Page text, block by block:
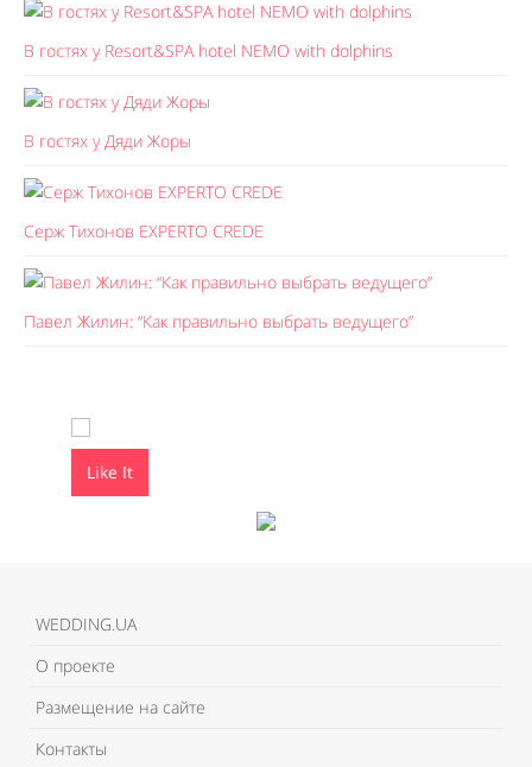
В гостях у Resort&SPA hotel NEMO with dolphins
В гостях у Дяди Жоры
Серж Тихонов EXPERTO CREDE
Павел Жилин: “Как правильно выбрать ведущего”
Like It
WEDDING.UA
О проекте
Размещение на сайте
Контакты